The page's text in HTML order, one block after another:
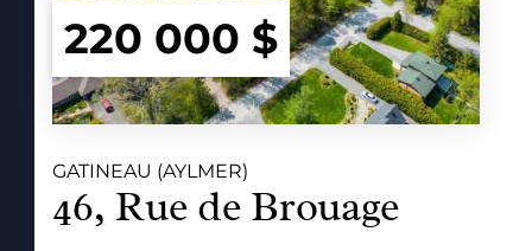
220 000 $
GATINEAU (AYLMER)
46, Rue de Brouage